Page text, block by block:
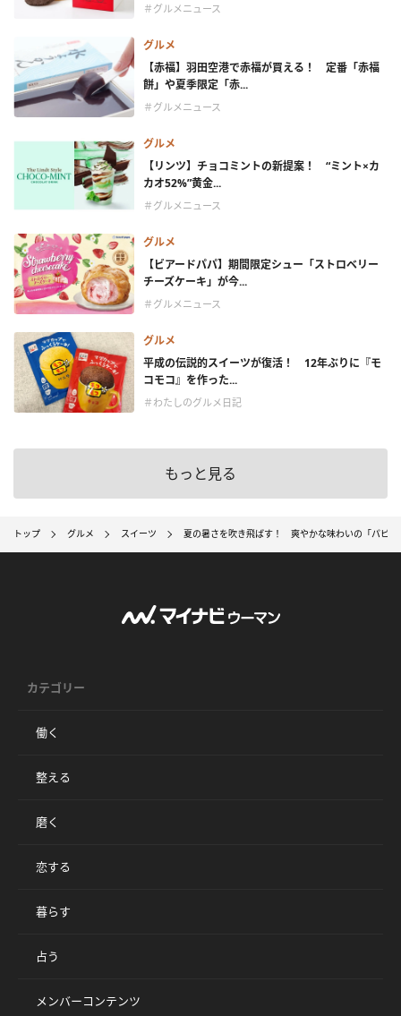
＃グルメニュース
グルメ
【赤福】羽田空港で赤福が買える！ 定番「赤福
餅」や夏季限定「赤...
＃グルメニュース
グルメ
【リンツ】チョコミントの新提案！ “ミント×カ
カオ52%”黄金...
＃グルメニュース
グルメ
【ビアードパパ】期間限定シュー「ストロベリー
チーズケーキ」が今...
＃グルメニュース
グルメ
平成の伝説的スイーツが復活！ 12年ぶりに『モ
コモコ』を作った...
＃わたしのグルメ日記
もっと見る
トップ グルメ スイーツ 夏の暑さを吹き飛ばす！ 爽やかな味わいの「パピコ
カテゴリー
働く
整える
磨く
恋する
暮らす
占う
メンバーコンテンツ